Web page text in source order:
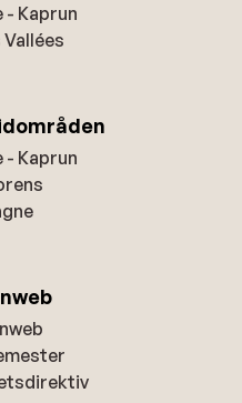
- Kaprun
- Kaprun